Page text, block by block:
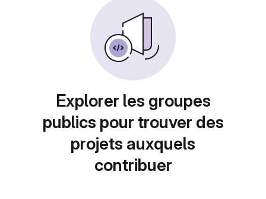
Explorer les groupes
publics pour trouver des
projets auxquels
contribuer